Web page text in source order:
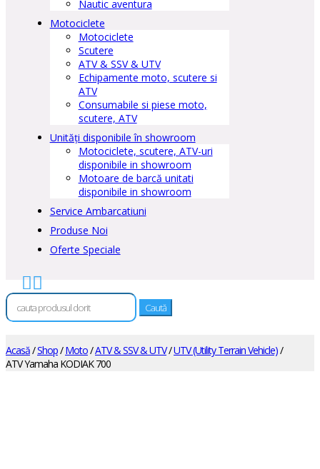
Nautic aventura
Motociclete
Motociclete
Scutere
ATV & SSV & UTV
Echipamente moto, scutere si
ATV
Consumabile si piese moto,
scutere, ATV
Unități disponibile în showroom
Motociclete, scutere, ATV-uri
disponibile in showroom
Motoare de barcă unitati
disponibile in showroom
Service Ambarcatiuni
Produse Noi
Oferte Speciale
 
Caută
după:
Acasă/Shop/Moto/ATV & SSV & UTV/UTV (Utility Terrain Vehicle)/
ATV Yamaha KODIAK 700